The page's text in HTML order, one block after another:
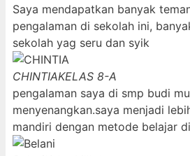
Saya mendapatkan banyak
pengalaman di sekolah ini,
sekolah yag seru dan syik
CHINTIAKELAS 8-A
pengalaman saya di smp budi
menyenangkan.saya menjadi
mandiri dengan metode belajar